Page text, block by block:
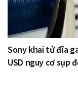
Sony khai tử đĩa
USD nguy cơ sụp